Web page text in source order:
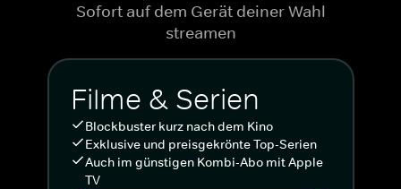
Sofort auf dem Gerät deiner Wahl
streamen
Filme & Serien
Blockbuster kurz nach dem Kino
Exklusive und preisgekrönte Top-Serien
Auch im günstigen Kombi-Abo mit Apple
TV